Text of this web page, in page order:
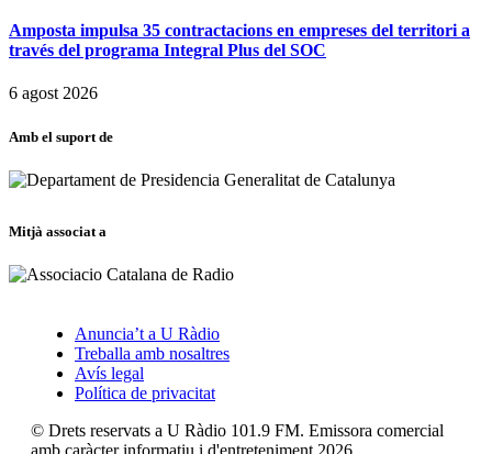
Amposta impulsa 35 contractacions en empreses del territori a
través del programa Integral Plus del SOC
6 agost 2026
Amb el suport de
Mitjà associat a
Anuncia’t a U Ràdio
Treballa amb nosaltres
Avís legal
Política de privacitat
© Drets reservats a U Ràdio 101.9 FM. Emissora comercial
amb caràcter informatiu i d'entreteniment 2026